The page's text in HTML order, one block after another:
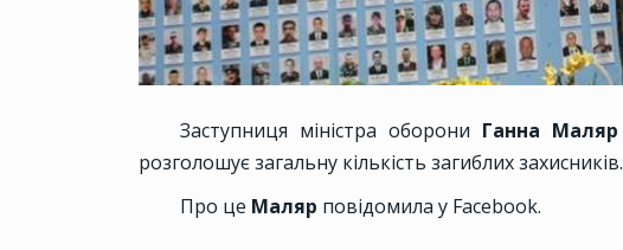
Заступниця міністра оборони Ганна Маляр
розголошує загальну кількість загиблих захисників.
Про це Маляр повідомила у Facebook.